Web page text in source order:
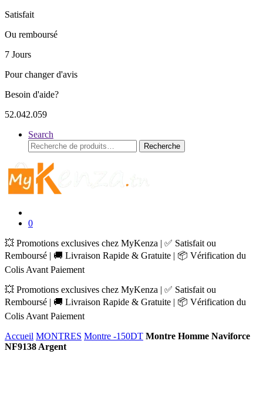
Satisfait
Ou remboursé
7 Jours
Pour changer d'avis
Besoin d'aide?
52.042.059
Search
Recherche
pour :
Recherche
0
💥 Promotions exclusives chez MyKenza | ✅ Satisfait ou
Remboursé | 🚚 Livraison Rapide & Gratuite | 📦 Vérification du
Colis Avant Paiement
💥 Promotions exclusives chez MyKenza | ✅ Satisfait ou
Remboursé | 🚚 Livraison Rapide & Gratuite | 📦 Vérification du
Colis Avant Paiement
Accueil MONTRES Montre -150DT Montre Homme Naviforce
NF9138 Argent